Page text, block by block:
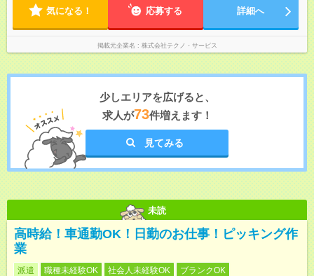
気になる！ 応募する 詳細へ
掲載元企業名 株式会社テクノ・サービス
少しエリアを広げると、
求人が73件増えます！
見てみる
未読
高時給！車通勤OK！日勤のお仕事！ピッキング作
業
派遣 職種未経験OK 社会人未経験OK
ブランクOK